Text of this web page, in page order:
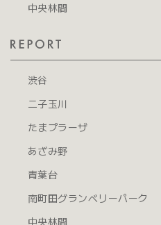
中央林間
渋谷
二子玉川
たまプラーザ
あざみ野
青葉台
南町田グランベリーパーク
中央林間